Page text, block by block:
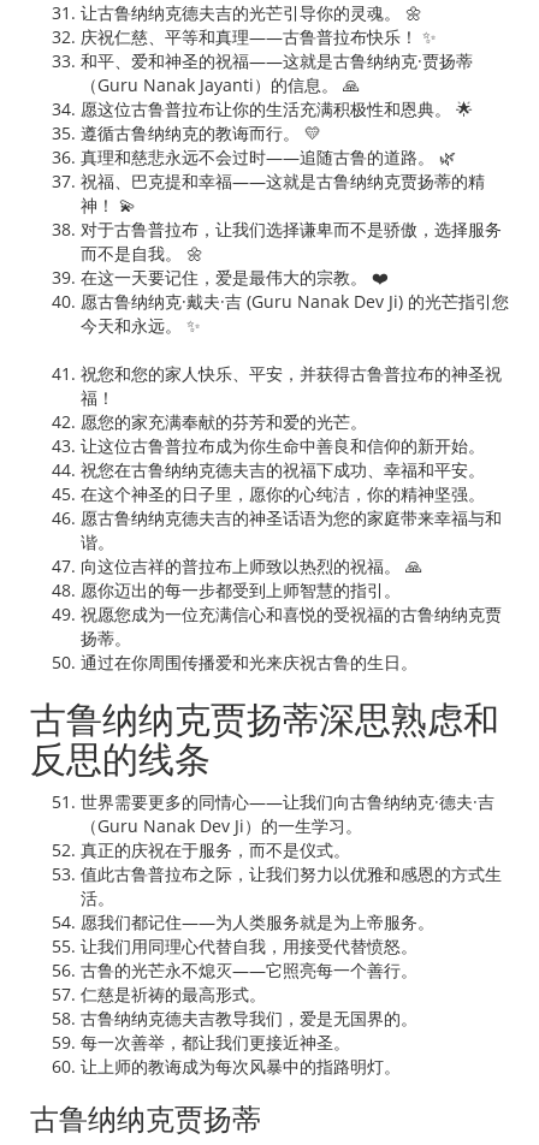
让古鲁纳纳克德夫吉的光芒引导你的灵魂。 🌼
庆祝仁慈、平等和真理——古鲁普拉布快乐！ ✨
和平、爱和神圣的祝福——这就是古鲁纳纳克·贾扬蒂
（Guru Nanak Jayanti）的信息。 🙏
愿这位古鲁普拉布让你的生活充满积极性和恩典。 🌟
遵循古鲁纳纳克的教诲而行。 💛
真理和慈悲永远不会过时——追随古鲁的道路。 🌿
祝福、巴克提和幸福——这就是古鲁纳纳克贾扬蒂的精
神！ 💫
对于古鲁普拉布，让我们选择谦卑而不是骄傲，选择服务
而不是自我。 🌼
在这一天要记住，爱是最伟大的宗教。 ❤️
愿古鲁纳纳克·戴夫·吉 (Guru Nanak Dev Ji) 的光芒指引您
今天和永远。 ✨
祝您和您的家人快乐、平安，并获得古鲁普拉布的神圣祝
福！
愿您的家充满奉献的芬芳和爱的光芒。
让这位古鲁普拉布成为你生命中善良和信仰的新开始。
祝您在古鲁纳纳克德夫吉的祝福下成功、幸福和平安。
在这个神圣的日子里，愿你的心纯洁，你的精神坚强。
愿古鲁纳纳克德夫吉的神圣话语为您的家庭带来幸福与和
谐。
向这位吉祥的普拉布上师致以热烈的祝福。 🙏
愿你迈出的每一步都受到上师智慧的指引。
祝愿您成为一位充满信心和喜悦的受祝福的古鲁纳纳克贾
扬蒂。
通过在你周围传播爱和光来庆祝古鲁的生日。
古鲁纳纳克贾扬蒂深思熟虑和
反思的线条
世界需要更多的同情心——让我们向古鲁纳纳克·德夫·吉
（Guru Nanak Dev Ji）的一生学习。
真正的庆祝在于服务，而不是仪式。
值此古鲁普拉布之际，让我们努力以优雅和感恩的方式生
活。
愿我们都记住——为人类服务就是为上帝服务。
让我们用同理心代替自我，用接受代替愤怒。
古鲁的光芒永不熄灭——它照亮每一个善行。
仁慈是祈祷的最高形式。
古鲁纳纳克德夫吉教导我们，爱是无国界的。
每一次善举，都让我们更接近神圣。
让上师的教诲成为每次风暴中的指路明灯。
古鲁纳纳克贾扬蒂